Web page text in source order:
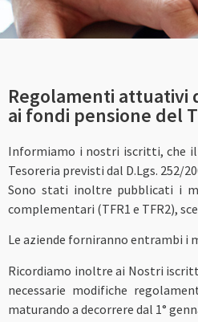
Regolamenti attuativi
ai fondi pensione del
Informiamo i nostri iscritti, che il
Tesoreria previsti dal D.Lgs. 252/
Sono stati inoltre pubblicati i
complementari (TFR1 e TFR2),
Le aziende forniranno entrambi i
Ricordiamo inoltre ai Nostri
necessarie modifiche
maturando a decorrere dal 1°